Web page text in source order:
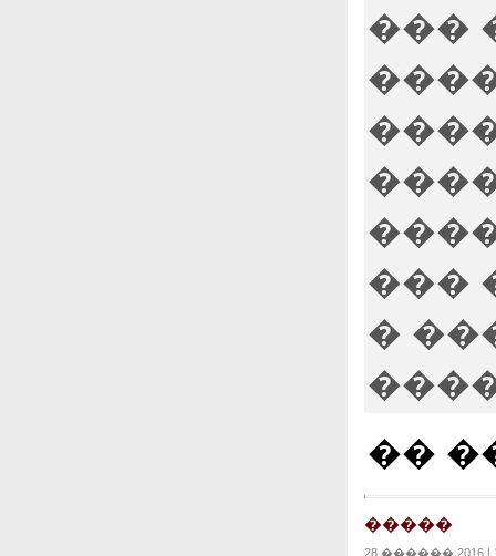
���
���
�
��
�����
28 ������ 2016 |